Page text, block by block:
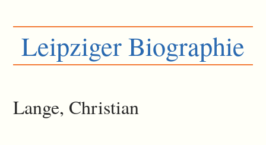
Leipziger Biographie
Lange, Christian